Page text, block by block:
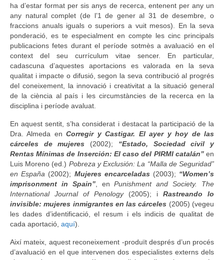
ha d’estar format per sis anys de recerca, entenent per any un
any natural complet (de l’1 de gener al 31 de desembre, o
fraccions anuals iguals o superiors a vuit mesos). En la seva
ponderació, es te especialment en compte les cinc principals
publicacions fetes durant el període sotmès a avaluació en el
context del seu currículum vitae sencer. En particular,
cadascuna d’aquestes aportacions es valorada en la seva
qualitat i impacte o difusió, segon la seva contribució al progrés
del coneixement, la innovació i creativitat a la situació general
de la ciència al país i les circumstàncies de la recerca en la
disciplina i període avaluat.
En aquest sentit, s’ha considerat i destacat la participació de la
Dra. Almeda enCorregir y Castigar. El ayer y hoy de las
cárceles de mujeres (2002); “Estado, Sociedad civil y
Rentas Mínimas de Inserción: El caso del PIRMI catalán”en
Luis Moreno (ed.) Pobreza y Exclusión: La “Malla de Seguridad”
en España (2002); Mujeres encarceladas(2003); “Women’s
imprisonment in Spain”, enPunishment and Society. The
International Journal of Penology(2005); i Rastreando lo
invisible: mujeres inmigrantes en las cárceles (2005) (vegeu
les dades d’identificació, el resum i els indicis de qualitat de
cada aportació, aquí).
Així mateix, aquest reconeixement -produït després d’un procés
d’avaluació en el que intervenen dos especialistes externs dels